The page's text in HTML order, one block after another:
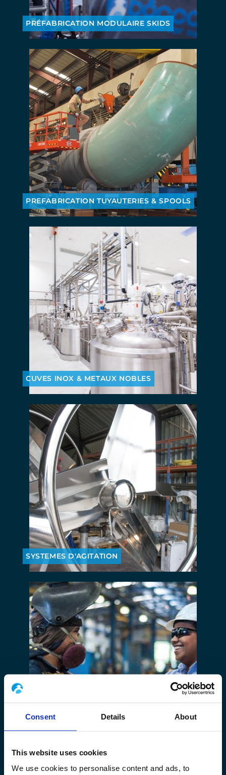
Consent Details About
This website uses cookies
We use cookies to personalise content and ads, to
PRÉFABRICATION MODULAIRE SKIDS
PREFABRICATION TUYAUTERIES & SPOOLS
CUVES INOX & METAUX NOBLES
SYSTEMES D'AGITATION
CONSTRUCTION & INSTALLATION